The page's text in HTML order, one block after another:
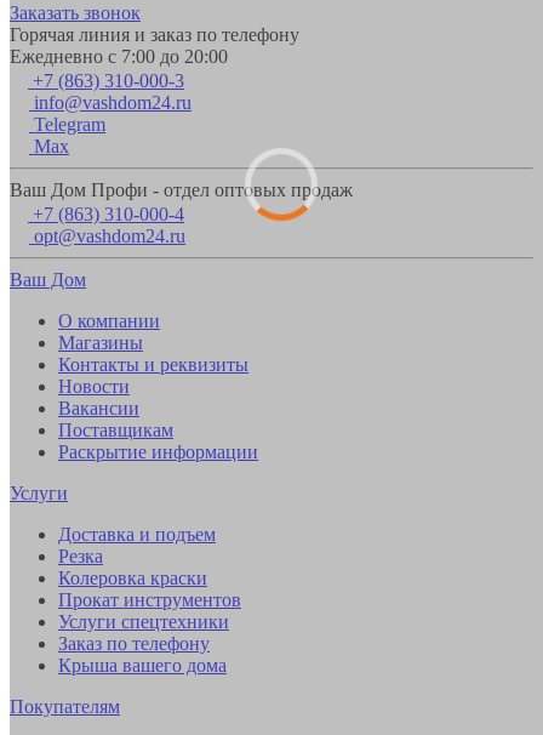
Заказать звонок
Горячая линия и заказ по телефону
Ежедневно с 7:00 до 20:00
+7 (863) 310-000-3
info@vashdom24.ru
Telegram
Max
Ваш Дом Профи - отдел оптовых продаж
+7 (863) 310-000-4
opt@vashdom24.ru
Ваш Дом
О компании
Магазины
Контакты и реквизиты
Новости
Вакансии
Поставщикам
Раскрытие информации
Услуги
Доставка и подъем
Резка
Колеровка краски
Прокат инструментов
Услуги спецтехники
Заказ по телефону
Крыша вашего дома
Покупателям